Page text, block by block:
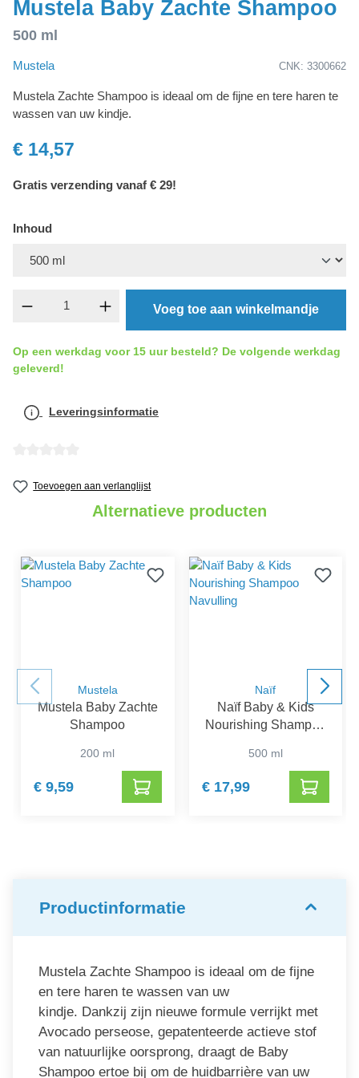
Mustela Baby Zachte Shampoo
500 ml
Mustela CNK: 3300662
Mustela Zachte Shampoo is ideaal om de fijne en tere haren te
wassen van uw kindje.
€ 14,57
Gratis verzending vanaf € 29!
Inhoud
Producthoeveelheid: Voer de gewenste
Voeg toe aan winkelmandje
Op een werkdag voor 15 uur besteld? De volgende werkdag
geleverd!
Leveringsinformatie
Toevoegen aan verlanglijst
Alternatieve producten
Mustela
Mustela Baby Zachte
Shampoo
200 ml
€ 9,59
Naïf
Naïf Baby & Kids
Nourishing Shampoo
500 ml
€ 17,99
Productinformatie
Mustela Zachte Shampoo is ideaal om de fijne
en tere haren te wassen van uw
kindje. Dankzij zijn nieuwe formule verrijkt met
Avocado perseose, gepatenteerde actieve stof
van natuurlijke oorsprong, draagt de Baby
Shampoo ertoe bij om de huidbarrière van uw